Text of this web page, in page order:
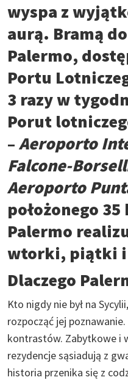
wyspa z
aurą. Bramą
Palermo,
Portu
3 razy w
Porut
–Aeroporto
Falcone-
Aeroporto
położonego
Palermo
wtorki, piątki i
Dlaczego
Kto nigdy nie był na
rozpocząć jej
kontrastów. Zabytkowe i
rezydencje sąsiadują z
historia przenika się z